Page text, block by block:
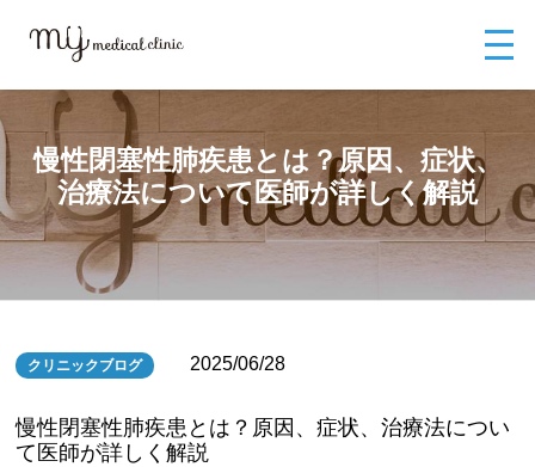
状、治療法について医師が詳しく解説
慢性閉塞性肺疾患とは？原因、症状、
治療法について医師が詳しく解説
クリニックブログ 2025/06/28
慢性閉塞性肺疾患とは？原因、症状、治療法につい
て医師が詳しく解説